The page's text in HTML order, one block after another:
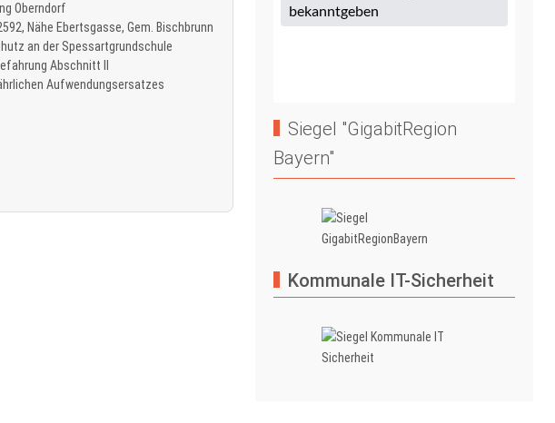
Oberndorf
Nähe Ebertsgasse, Gem. Bischbrunn
an der Spessartgrundschule
Abschnitt II
Aufwendungsersatzes
Siegel "GigabitRegion
Bayern"
Kommunale IT-Sicherheit